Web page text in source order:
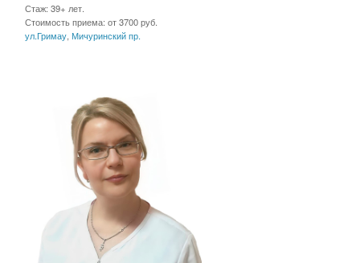
Стаж: 39+ лет.
Стоимость приема: от 3700 руб.
ул.Гримау, Мичуринский пр.